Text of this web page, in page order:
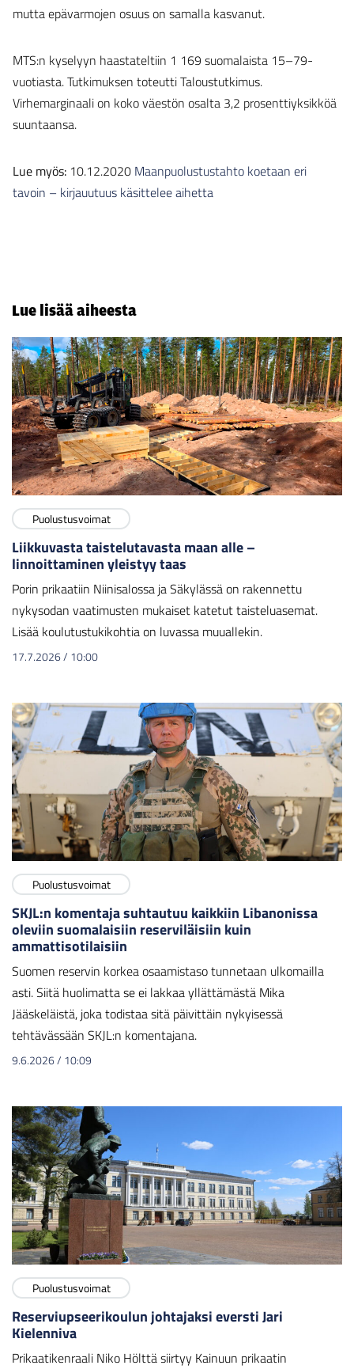
mutta epävarmojen osuus on samalla kasvanut.
MTS:n kyselyyn haastateltiin 1 169 suomalaista 15–79-
vuotiasta. Tutkimuksen toteutti Taloustutkimus.
Virhemarginaali on koko väestön osalta 3,2 prosenttiyksikköä
suuntaansa.
Lue myös: 10.12.2020 Maanpuolustustahto koetaan eri
tavoin – kirjauutuus käsittelee aihetta
Lue lisää aiheesta
Puolustusvoimat
Liikkuvasta taistelutavasta maan alle –
linnoittaminen yleistyy taas
Porin prikaatiin Niinisalossa ja Säkylässä on rakennettu
nykysodan vaatimusten mukaiset katetut taisteluasemat.
Lisää koulutustukikohtia on luvassa muuallekin.
17.7.2026/ 10:00
Puolustusvoimat
SKJL:n komentaja suhtautuu kaikkiin Libanonissa
oleviin suomalaisiin reserviläisiin kuin
ammattisotilaisiin
Suomen reservin korkea osaamistaso tunnetaan ulkomailla
asti. Siitä huolimatta se ei lakkaa yllättämästä Mika
Jääskeläistä, joka todistaa sitä päivittäin nykyisessä
tehtävässään SKJL:n komentajana.
9.6.2026/ 10:09
Puolustusvoimat
Reserviupseerikoulun johtajaksi eversti Jari
Kielenniva
Prikaatikenraali Niko Hölttä siirtyy Kainuun prikaatin